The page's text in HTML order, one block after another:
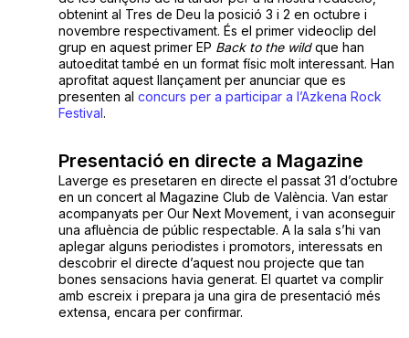
obtenint al Tres de Deu la posició 3 i 2 en octubre i
novembre respectivament. És el primer videoclip del
grup en aquest primer EP Back to the wildque han
autoeditat també en un format físic molt interessant. Han
aprofitat aquest llançament per anunciar que es
presenten al concurs per a participar a l’Azkena Rock
Festival.
Presentació en directe a Magazine
Laverge es presetaren en directe el passat 31 d’octubre
en un concert al Magazine Club de València. Van estar
acompanyats per Our Next Movement, i van aconseguir
una afluència de públic respectable. A la sala s’hi van
aplegar alguns periodistes i promotors, interessats en
descobrir el directe d’aquest nou projecte que tan
bones sensacions havia generat. El quartet va complir
amb escreix i prepara ja una gira de presentació més
extensa, encara per confirmar.